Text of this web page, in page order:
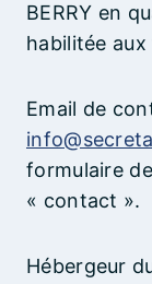
BERRY en
habilitée
Email de
formulaire
« contact ».
Hébergeur